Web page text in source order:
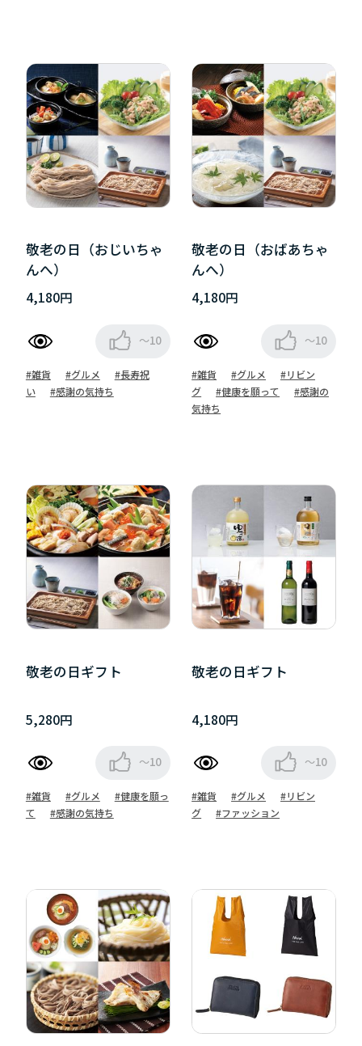
敬老の日（おじいちゃ
んへ）
4,180円
～10
#雑貨 #グルメ
#長寿祝
い
#感謝の気持ち
敬老の日（おばあちゃ
んへ）
4,180円
～10
#雑貨 #グルメ
#リビン
グ
#健康を願って
#感謝の
気持ち
敬老の日ギフト
5,280円
～10
#雑貨 #グルメ
#健康を願っ
て
#感謝の気持ち
敬老の日ギフト
4,180円
～10
#雑貨 #グルメ
#リビン
グ
#ファッション